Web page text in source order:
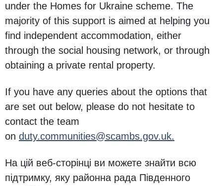
under the Homes for Ukraine scheme. The
majority of this support is aimed at helping you
find independent accommodation, either
through the social housing network, or through
obtaining a private rental property.
If you have any queries about the options that
are set out below, please do not hesitate to
contact the team
on duty.communities@scambs.gov.uk.
На цій веб-сторінці ви можете знайти всю
підтримку, яку районна рада Південного